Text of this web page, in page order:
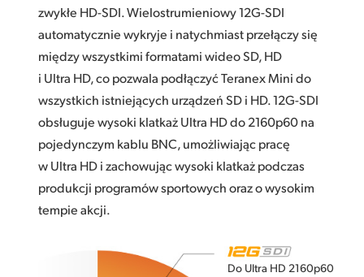
Do Ultra HD 2160p60
zwykłe HD-SDI. Wielostrumieniowy 12G-SDI
automatycznie wykryje i natychmiast przełączy się
między wszystkimi formatami wideo SD, HD
i Ultra HD, co pozwala podłączyć Teranex Mini do
wszystkich istniejących urządzeń SD i HD. 12G-SDI
obsługuje wysoki klatkaż Ultra HD do 2160p60 na
pojedynczym kablu BNC, umożliwiając pracę
w Ultra HD i zachowując wysoki klatkaż podczas
produkcji programów sportowych oraz o wysokim
tempie akcji.